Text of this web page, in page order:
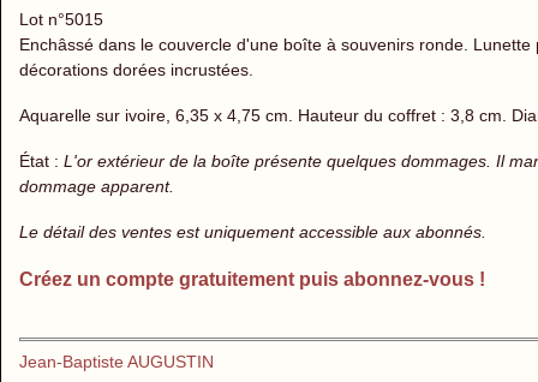
Lot n°5015
Enchâssé dans le couvercle d'une boîte à souvenirs ronde.
décorations dorées incrustées.
Aquarelle sur ivoire, 6,35 x 4,75 cm. Hauteur du coffret : 3,8 cm.
État : L'or extérieur de la boîte présente quelques dommages. Il
dommage apparent.
Le détail des ventes est uniquement accessible aux abonnés.
Créez un compte gratuitement puis abonnez-vous !
Jean-Baptiste AUGUSTIN